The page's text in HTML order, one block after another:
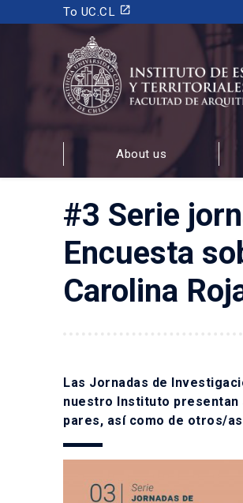
To UC.CL launch
INSTITUTO DE
Y TERRITORIALES
FACULTAD DE ARQUITECTURA,
About us
#3 Serie
Encuesta
Carolina
Las Jornadas de
nuestro Instituto presentan
pares, así como de otros/